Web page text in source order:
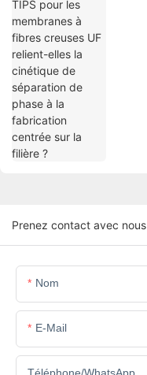
Prenez contact avec nous
Nom
E-Mail
Téléphone/WhatsApp